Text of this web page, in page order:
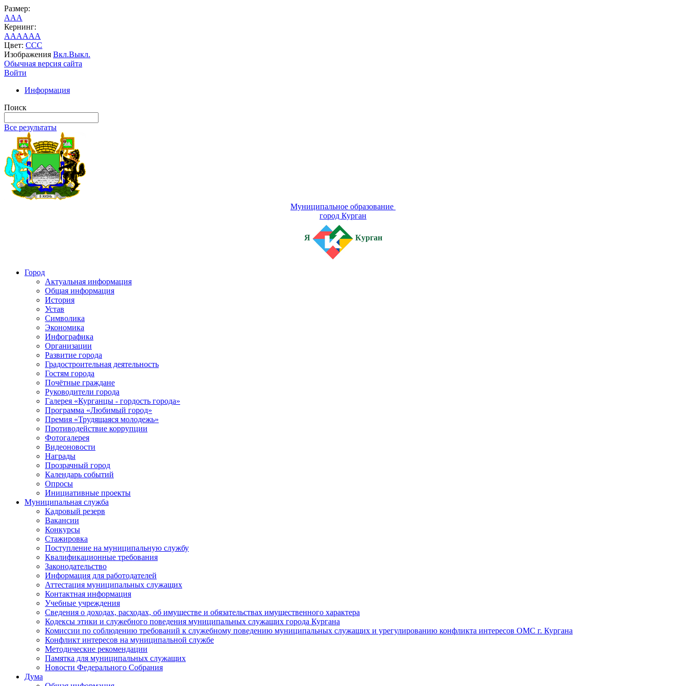
Размер:
AAA
Кернинг:
AAAAAA
Цвет: CCC
Изображения Вкл.Выкл.
Обычная версия сайта
Войти
Информация
Поиск
Все результаты
Муниципальное образование
город Курган
Я Курган
Город
Актуальная информация
Общая информация
История
Устав
Символика
Экономика
Инфографика
Организации
Развитие города
Градостроительная деятельность
Гостям города
Почётные граждане
Руководители города
Галерея «Курганцы - гордость города»
Программа «Любимый город»
Премия «Трудящаяся молодежь»
Противодействие коррупции
Фотогалерея
Видеоновости
Награды
Прозрачный город
Календарь событий
Опросы
Инициативные проекты
Муниципальная служба
Кадровый резерв
Вакансии
Конкурсы
Стажировка
Поступление на муниципальную службу
Квалификационные требования
Законодательство
Информация для работодателей
Аттестация муниципальных служащих
Контактная информация
Учебные учреждения
Сведения о доходах, расходах, об имуществе и обязательствах имущественного характера
Кодексы этики и служебного поведения муниципальных служащих города Кургана
Комиссии по соблюдению требований к служебному поведению муниципальных служащих и урегулированию конфликта интересов ОМС г. Кургана
Конфликт интересов на муниципальной службе
Методические рекомендации
Памятка для муниципальных служащих
Новости Федерального Cобрания
Дума